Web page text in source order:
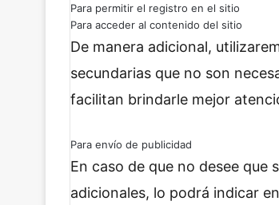
Para permitir el registro en el sitio
Para acceder al contenido del sitio
De manera adicional,
secundarias que no son
facilitan brindarle mejor
Para envío de publicidad
En caso de que no desee que
adicionales, lo podrá indicar